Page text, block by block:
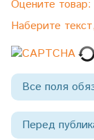
Оцените товар:
Наберите
Все поля
Перед